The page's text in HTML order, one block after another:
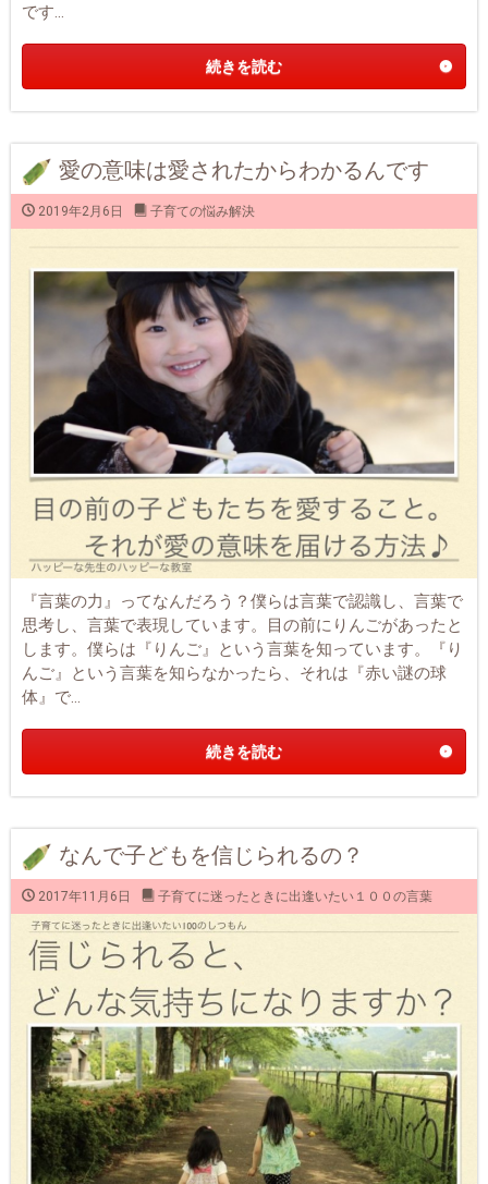
です...
続きを読む
愛の意味は愛されたからわかるんです
2019年2月6日 子育ての悩み解決
『言葉の力』ってなんだろう？僕らは言葉で認識し、言葉で
思考し、言葉で表現しています。目の前にりんごがあったと
します。僕らは『りんご』という言葉を知っています。『り
んご』という言葉を知らなかったら、それは『赤い謎の球
体』で...
続きを読む
なんで子どもを信じられるの？
2017年11月6日 子育てに迷ったときに出逢いたい１００の言葉